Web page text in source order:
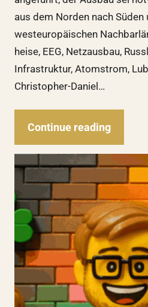
aus dem Norden nach
westeuropäischen
heise, EEG, Netzausbau,
Infrastruktur, Atomstrom,
Christopher-Daniel…
Continue reading